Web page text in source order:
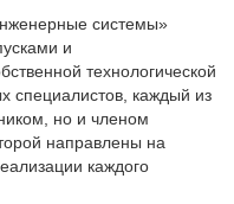
системы»
и
технологической
специалистов, каждый из
но и членом
направлены на
каждого